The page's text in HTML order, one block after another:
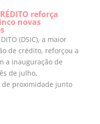
reforça
novas
(DSIC), a maior
de crédito, reforçou a
a inauguração de
de julho,
de proximidade junto